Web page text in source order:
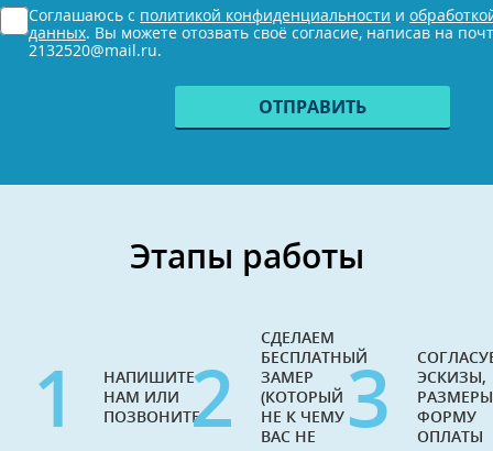
*
Согласие
*
Соглашаюсь с политикой конфиденциальности и
данных. Вы можете отозвать своё согласие, написав на
2132520@mail.ru.
Этапы работы
1
НАПИШИТЕ
НАМ ИЛИ
ПОЗВОНИТЕ2
СДЕЛАЕМ
БЕСПЛАТНЫЙ
ЗАМЕР
(КОТОРЫЙ
НЕ К ЧЕМУ
ВАС НЕ
3
ЭСКИЗЫ,
ФОРМУ
ОПЛАТЫ